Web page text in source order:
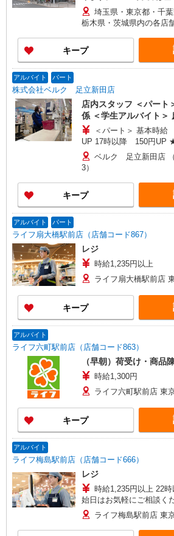
ます。 ＜パートのみ＞ ★朝9時までは基本時給＋
100円、17時以降は基本
★日・祝日は全時間帯で
★店舗により鮮魚手当・
埼玉県・東京都・千
栃木県・茨城県内の各店
もございます。 ＜埼玉県＞ さいたま市、川口市、
戸田市、新座市、 八潮市
見市、三芳町、ふじみ野
市、上尾市、北本市、坂
町、東松山市、鴻巣市、
市、熊谷市、深谷市、本
三郷市、寄居町、和光市、白岡市 ＜
川区、足立区、町田市、
和市、葛飾区、練馬区 ＜神奈川県＞ 横浜市鶴見
区、横浜市都筑区、座間
中央区、秦野市、厚木市 ＜千葉県＞ 市川市、松戸
市、千葉市中央区、鎌ケ
白井市、船橋市、我孫子市
馬県＞ 高崎市、前橋市、
＞古河市 ＜栃木県＞
キープ
アルバイト パート
株式会社ベルク 足立新田店
店内スタッフ ＜パート＞ 惣菜等の調理、レジ
係 ＜学生アルバイト＞ 庶務（カート回収・清
掃、他）＜パート＞ 基本時
UP 17時以降 150円UP
つく場合あり ＜学生アルバイト＞ 17時まで 基
本時給1230円 17時以降
手当含む） ※22時以降は
※22時以降 基本時給よ
時給UP！ ★パートは日・
UP！ 上記時間帯は募集時間ではありません。募
集時間は勤務時間・曜日
ベルク 足立新田店
3）
キープ
アルバイト パート
ライフ扇大橋駅前店（店舗コード867）
レジ
時給1,235円以上
ライフ扇大橋駅前店
キープ
アルバイト
ライフ六町駅前店（店舗コード863）
（早朝）荷受け・商品
時給1,300円
ライフ六町駅前店 東
キープ
アルバイト
ライフ梅島駅前店（店舗コード666）
レジ
時給1,235円以上 22時以降 時給1,543円 勤務開
始日はお気軽にご相談く
ライフ梅島駅前店 東